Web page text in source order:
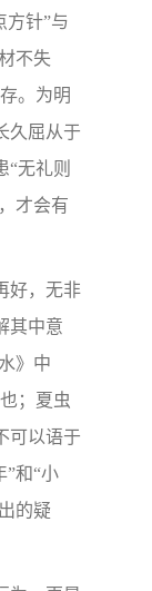
方针”与
不失
。为明
久屈从于
“无礼则
才会有
好，无非
其中意
》中
；夏虫
可以语于
”和“小
的疑